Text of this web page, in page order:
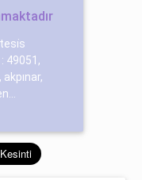
49051,